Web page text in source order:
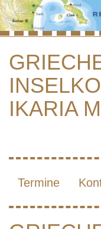
&
IKARIA
Termine